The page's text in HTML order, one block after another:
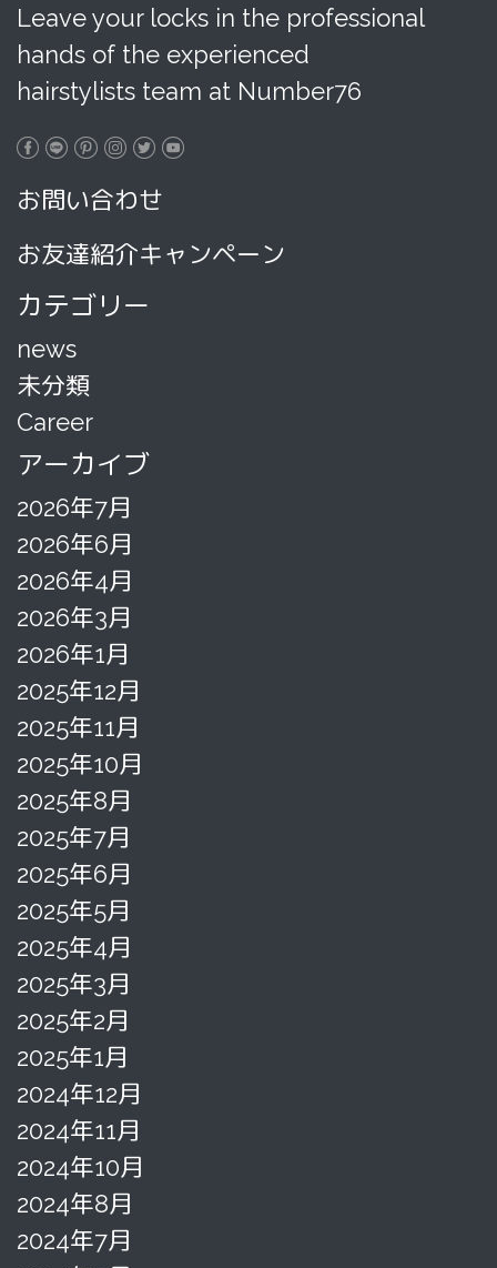
Leave your locks in the professional
hands of the experienced
hairstylists team at Number76
お問い合わせ
お友達紹介キャンペーン
カテゴリー
news
未分類
Career
アーカイブ
2026年7月
2026年6月
2026年4月
2026年3月
2026年1月
2025年12月
2025年11月
2025年10月
2025年8月
2025年7月
2025年6月
2025年5月
2025年4月
2025年3月
2025年2月
2025年1月
2024年12月
2024年11月
2024年10月
2024年8月
2024年7月